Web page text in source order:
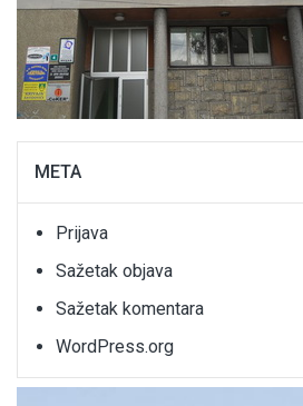
META
Prijava
Sažetak objava
Sažetak komentara
WordPress.org